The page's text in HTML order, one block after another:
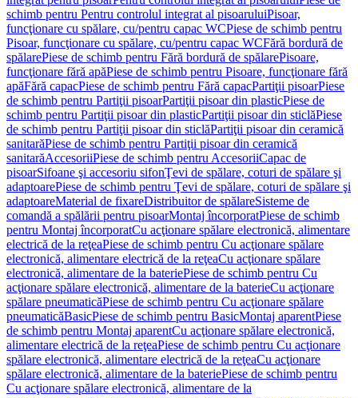
schimb pentru Pentru controlul integrat al pisoaruluiPisoar,
funcţionare cu spălare, cu/pentru capac WCPiese de schimb pentru
Pisoar, funcţionare cu spălare, cu/pentru capac WCFără bordură de
spălarePiese de schimb pentru Fără bordură de spălarePisoare,
funcţionare fără apăPiese de schimb pentru Pisoare, funcţionare fără
apăFără capacPiese de schimb pentru Fără capacPartiţii pisoarPiese
de schimb pentru Partiţii pisoarPartiţii pisoar din plasticPiese de
schimb pentru Partiţii pisoar din plasticPartiţii pisoar din sticlăPiese
de schimb pentru Partiţii pisoar din sticlăPartiţii pisoar din ceramică
sanitarăPiese de schimb pentru Partiţii pisoar din ceramică
sanitarăAccesoriiPiese de schimb pentru AccesoriiCapac de
pisoarSifoane şi accesoriu sifonŢevi de spălare, coturi de spălare şi
adaptoarePiese de schimb pentru Ţevi de spălare, coturi de spălare şi
adaptoareMaterial de fixareDistribuitor de spălareSisteme de
comandă a spălării pentru pisoarMontaj încorporatPiese de schimb
pentru Montaj încorporatCu acţionare spălare electronică, alimentare
electrică de la reţeaPiese de schimb pentru Cu acţionare spălare
electronică, alimentare electrică de la reţeaCu acţionare spălare
electronică, alimentare de la bateriePiese de schimb pentru Cu
acţionare spălare electronică, alimentare de la baterieCu acţionare
spălare pneumaticăPiese de schimb pentru Cu acţionare spălare
pneumaticăBasicPiese de schimb pentru BasicMontaj aparentPiese
de schimb pentru Montaj aparentCu acţionare spălare electronică,
alimentare electrică de la reţeaPiese de schimb pentru Cu acţionare
spălare electronică, alimentare electrică de la reţeaCu acţionare
spălare electronică, alimentare de la bateriePiese de schimb pentru
Cu acţionare spălare electronică, alimentare de la